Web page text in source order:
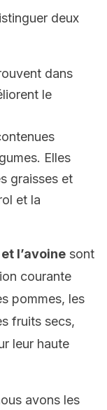
deux
dans
le
Elles
graisses et
et la
l’avoine sont
courante
pommes, les
fruits secs,
leur haute
avons les